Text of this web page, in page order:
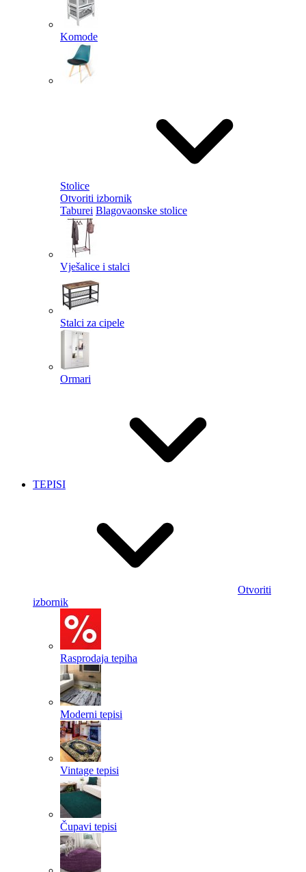
Komode
Stolice
Otvoriti izbornik
Taburei Blagovaonske stolice
Vješalice i stalci
Stalci za cipele
Ormari
TEPISI
Otvoriti
izbornik
Rasprodaja tepiha
Moderni tepisi
Vintage tepisi
Čupavi tepisi